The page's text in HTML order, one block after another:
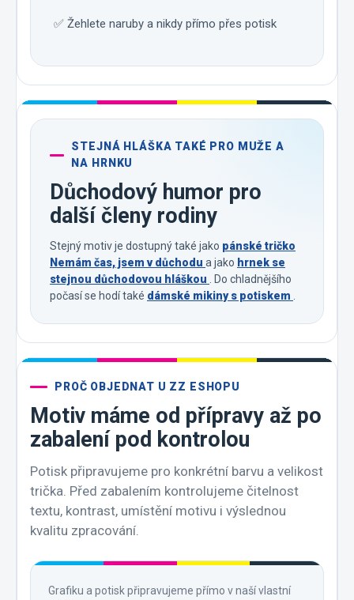
✅ Žehlete naruby a nikdy přímo přes potisk
STEJNÁ HLÁŠKA TAKÉ PRO MUŽE A
NA HRNKU
Důchodový humor pro
další členy rodiny
Stejný motiv je dostupný také jako pánské tričko
Nemám čas, jsem v důchodu a jako hrnek se
stejnou důchodovou hláškou . Do chladnějšího
počasí se hodí také dámské mikiny s potiskem .
PROČ OBJEDNAT U ZZ ESHOPU
Motiv máme od přípravy až po
zabalení pod kontrolou
Potisk připravujeme pro konkrétní barvu a velikost
trička. Před zabalením kontrolujeme čitelnost
textu, kontrast, umístění motivu i výslednou
kvalitu zpracování.
Grafiku a potisk připravujeme přímo v naší vlastní